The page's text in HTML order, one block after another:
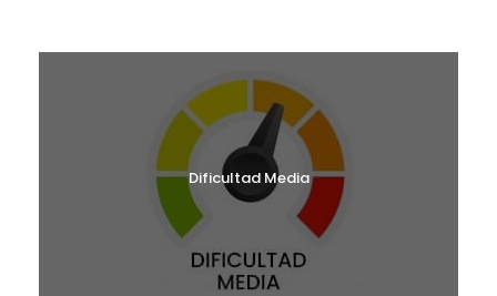
Dificultad Media